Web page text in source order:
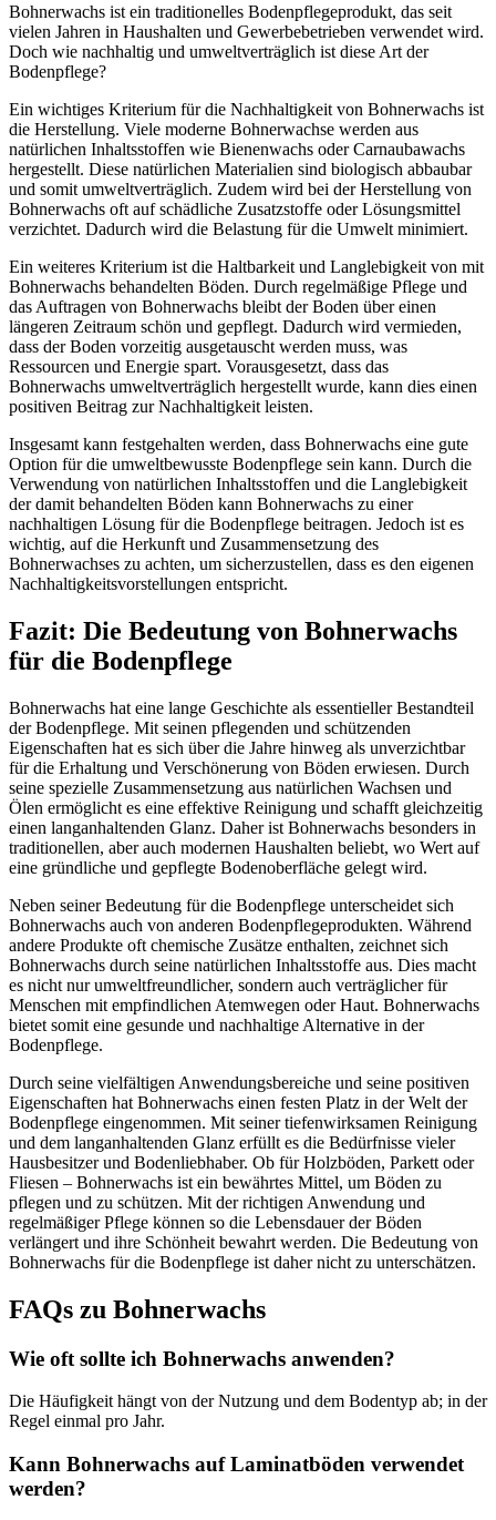
Bohnerwachs ist ein traditionelles Bodenpflegeprodukt, das seit
vielen Jahren in Haushalten und Gewerbebetrieben verwendet wird.
Doch wie nachhaltig und umweltverträglich ist diese Art der
Bodenpflege?
Ein wichtiges Kriterium für die Nachhaltigkeit von Bohnerwachs ist
die Herstellung. Viele moderne Bohnerwachse werden aus
natürlichen Inhaltsstoffen wie Bienenwachs oder Carnaubawachs
hergestellt. Diese natürlichen Materialien sind biologisch abbaubar
und somit umweltverträglich. Zudem wird bei der Herstellung von
Bohnerwachs oft auf schädliche Zusatzstoffe oder Lösungsmittel
verzichtet. Dadurch wird die Belastung für die Umwelt minimiert.
Ein weiteres Kriterium ist die Haltbarkeit und Langlebigkeit von mit
Bohnerwachs behandelten Böden. Durch regelmäßige Pflege und
das Auftragen von Bohnerwachs bleibt der Boden über einen
längeren Zeitraum schön und gepflegt. Dadurch wird vermieden,
dass der Boden vorzeitig ausgetauscht werden muss, was
Ressourcen und Energie spart. Vorausgesetzt, dass das
Bohnerwachs umweltverträglich hergestellt wurde, kann dies einen
positiven Beitrag zur Nachhaltigkeit leisten.
Insgesamt kann festgehalten werden, dass Bohnerwachs eine gute
Option für die umweltbewusste Bodenpflege sein kann. Durch die
Verwendung von natürlichen Inhaltsstoffen und die Langlebigkeit
der damit behandelten Böden kann Bohnerwachs zu einer
nachhaltigen Lösung für die Bodenpflege beitragen. Jedoch ist es
wichtig, auf die Herkunft und Zusammensetzung des
Bohnerwachses zu achten, um sicherzustellen, dass es den eigenen
Nachhaltigkeitsvorstellungen entspricht.
Fazit: Die Bedeutung von Bohnerwachs
für die Bodenpflege
Bohnerwachs hat eine lange Geschichte als essentieller Bestandteil
der Bodenpflege. Mit seinen pflegenden und schützenden
Eigenschaften hat es sich über die Jahre hinweg als unverzichtbar
für die Erhaltung und Verschönerung von Böden erwiesen. Durch
seine spezielle Zusammensetzung aus natürlichen Wachsen und
Ölen ermöglicht es eine effektive Reinigung und schafft gleichzeitig
einen langanhaltenden Glanz. Daher ist Bohnerwachs besonders in
traditionellen, aber auch modernen Haushalten beliebt, wo Wert auf
eine gründliche und gepflegte Bodenoberfläche gelegt wird.
Neben seiner Bedeutung für die Bodenpflege unterscheidet sich
Bohnerwachs auch von anderen Bodenpflegeprodukten. Während
andere Produkte oft chemische Zusätze enthalten, zeichnet sich
Bohnerwachs durch seine natürlichen Inhaltsstoffe aus. Dies macht
es nicht nur umweltfreundlicher, sondern auch verträglicher für
Menschen mit empfindlichen Atemwegen oder Haut. Bohnerwachs
bietet somit eine gesunde und nachhaltige Alternative in der
Bodenpflege.
Durch seine vielfältigen Anwendungsbereiche und seine positiven
Eigenschaften hat Bohnerwachs einen festen Platz in der Welt der
Bodenpflege eingenommen. Mit seiner tiefenwirksamen Reinigung
und dem langanhaltenden Glanz erfüllt es die Bedürfnisse vieler
Hausbesitzer und Bodenliebhaber. Ob für Holzböden, Parkett oder
Fliesen – Bohnerwachs ist ein bewährtes Mittel, um Böden zu
pflegen und zu schützen. Mit der richtigen Anwendung und
regelmäßiger Pflege können so die Lebensdauer der Böden
verlängert und ihre Schönheit bewahrt werden. Die Bedeutung von
Bohnerwachs für die Bodenpflege ist daher nicht zu unterschätzen.
FAQs zu Bohnerwachs
Wie oft sollte ich Bohnerwachs anwenden?
Die Häufigkeit hängt von der Nutzung und dem Bodentyp ab; in der
Regel einmal pro Jahr.
Kann Bohnerwachs auf Laminatböden verwendet
werden?